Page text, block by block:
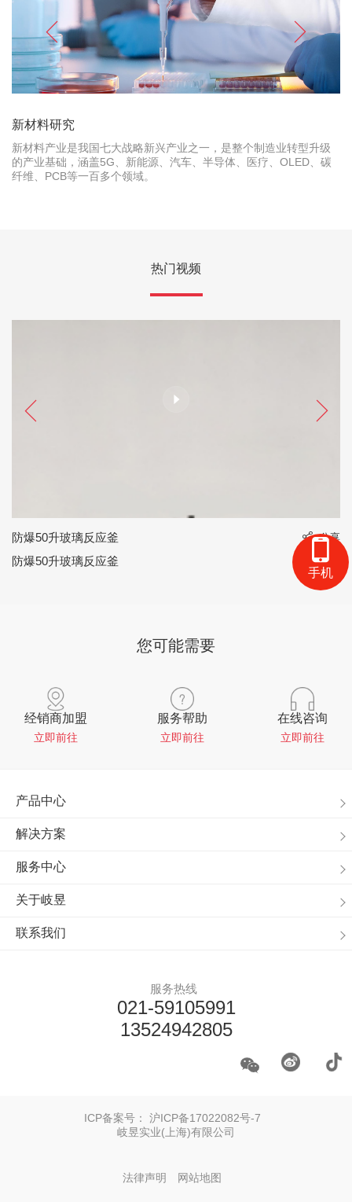
新材料研究
新材料产业是我国七大战略新兴产业之一，是整个制造业转型升级
的产业基础，涵盖5G、新能源、汽车、半导体、医疗、OLED、碳
纤维、PCB等一百多个领域。
热门视频
防爆50升玻璃反应釜
防爆50升玻璃反应釜
分享
您可能需要
经销商加盟
立即前往
服务帮助
立即前往
在线咨询
立即前往
产品中心
解决方案
服务中心
关于岐昱
联系我们
服务热线
021-59105991
13524942805
ICP备案号： 沪ICP备17022082号-7
岐昱实业(上海)有限公司
法律声明 网站地图
手机